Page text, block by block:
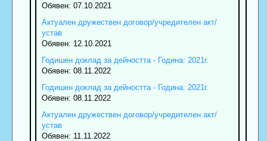
Обявен: 07.10.2021
Актуален дружествен договор/учредителен акт/
устав
Обявен: 12.10.2021
Годишен доклад за дейността - Година: 2021г.
Обявен: 08.11.2022
Годишен доклад за дейността - Година: 2021г.
Обявен: 08.11.2022
Актуален дружествен договор/учредителен акт/
устав
Обявен: 11.11.2022